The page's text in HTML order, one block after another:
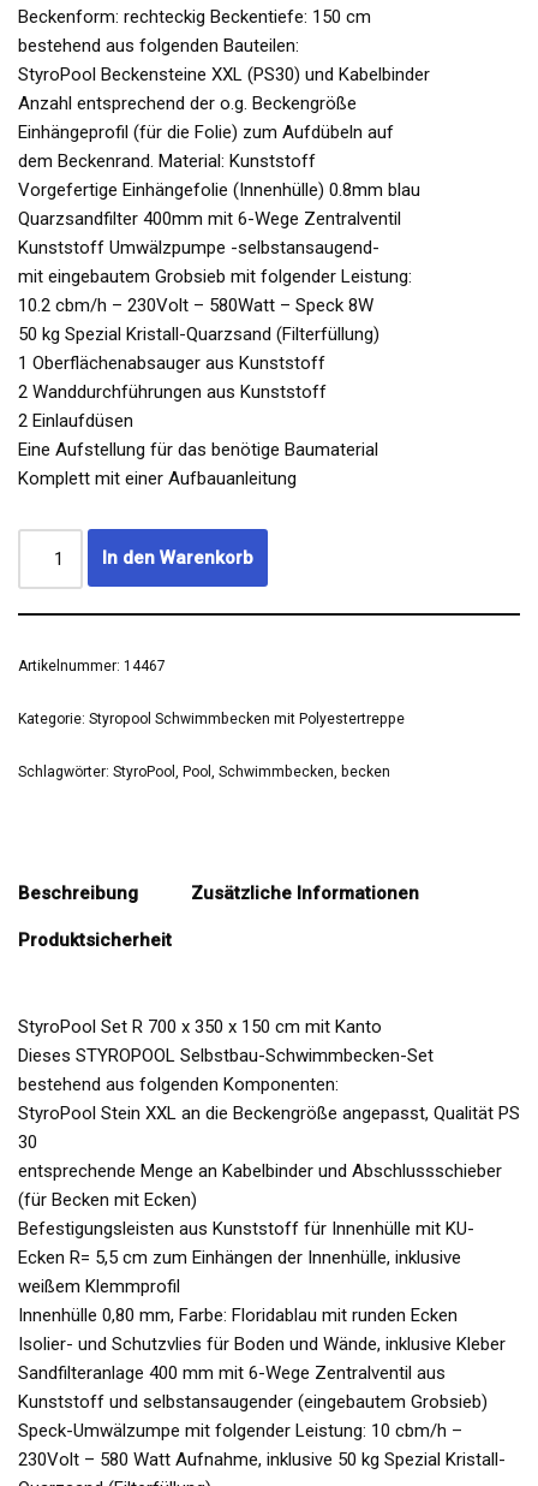
Beckenform: rechteckig Beckentiefe: 150 cm
bestehend aus folgenden Bauteilen:
StyroPool Beckensteine XXL (PS30) und Kabelbinder
Anzahl entsprechend der o.g. Beckengröße
Einhängeprofil (für die Folie) zum Aufdübeln auf
dem Beckenrand. Material: Kunststoff
Vorgefertige Einhängefolie (Innenhülle) 0.8mm blau
Quarzsandfilter 400mm mit 6-Wege Zentralventil
Kunststoff Umwälzpumpe -selbstansaugend-
mit eingebautem Grobsieb mit folgender Leistung:
10.2 cbm/h – 230Volt – 580Watt – Speck 8W
50 kg Spezial Kristall-Quarzsand (Filterfüllung)
1 Oberflächenabsauger aus Kunststoff
2 Wanddurchführungen aus Kunststoff
2 Einlaufdüsen
Eine Aufstellung für das benötige Baumaterial
Komplett mit einer Aufbauanleitung
In den Warenkorb
Artikelnummer: 14467
Kategorie: Styropool Schwimmbecken mit Polyestertreppe
Schlagwörter: StyroPool Pool Schwimmbecken becken
Beschreibung Zusätzliche Informationen
Produktsicherheit
StyroPool Set R 700 x 350 x 150 cm mit Kanto
Dieses STYROPOOL Selbstbau-Schwimmbecken-Set
bestehend aus folgenden Komponenten:
StyroPool Stein XXL an die Beckengröße angepasst, Qualität PS
30
entsprechende Menge an Kabelbinder und Abschlussschieber
(für Becken mit Ecken)
Befestigungsleisten aus Kunststoff für Innenhülle mit KU-
Ecken R= 5,5 cm zum Einhängen der Innenhülle, inklusive
weißem Klemmprofil
Innenhülle 0,80 mm, Farbe: Floridablau mit runden Ecken
Isolier- und Schutzvlies für Boden und Wände, inklusive Kleber
Sandfilteranlage 400 mm mit 6-Wege Zentralventil aus
Kunststoff und selbstansaugender (eingebautem Grobsieb)
Speck-Umwälzumpe mit folgender Leistung: 10 cbm/h –
230Volt – 580 Watt Aufnahme, inklusive 50 kg Spezial Kristall-